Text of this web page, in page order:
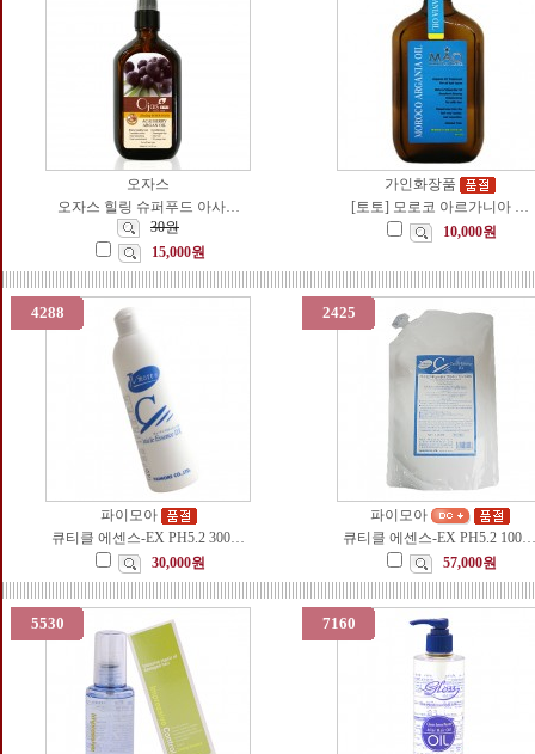
오자스
오자스 힐링 슈퍼푸드 아사…
30원
15,000원
가인화장품
[토토] 모로코 아르가니아 …
10,000원
4288
파이모아
큐티클 에센스-EX PH5.2 300…
30,000원
2425
파이모아
큐티클 에센스-EX PH5.2 100…
57,000원
5530 7160